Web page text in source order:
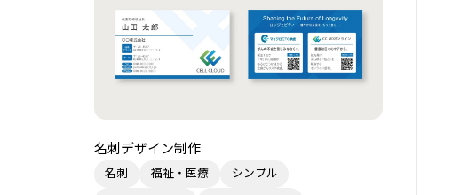
名刺デザイン制作
名刺 福祉・医療 シンプル